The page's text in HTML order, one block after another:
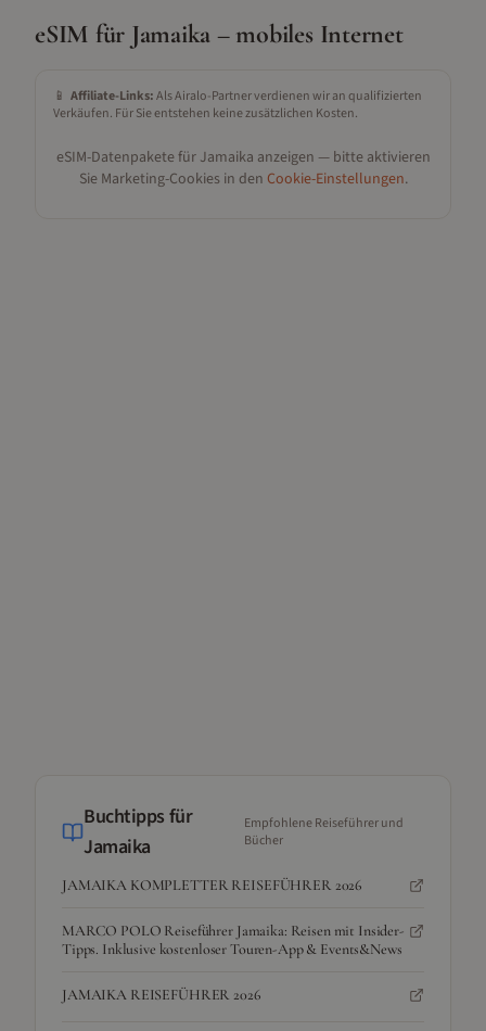
eSIM für Jamaika – mobiles Internet
📱 Affiliate-Links:Als Airalo-Partner verdienen wir an qualifizierten
Verkäufen. Für Sie entstehen keine zusätzlichen Kosten.
eSIM-Datenpakete für Jamaika anzeigen — bitte aktivieren
Sie Marketing-Cookies in den Cookie-Einstellungen.
Buchtipps für
Jamaika
Empfohlene Reiseführer und
Bücher
JAMAIKA KOMPLETTER REISEFÜHRER 2026
MARCO POLO Reiseführer Jamaika: Reisen mit Insider-
Tipps. Inklusive kostenloser Touren-App & Events&News
JAMAIKA REISEFÜHRER 2026